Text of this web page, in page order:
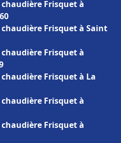
Frisquet à
Frisquet à Saint
Frisquet à
Frisquet à La
Frisquet à
Frisquet à